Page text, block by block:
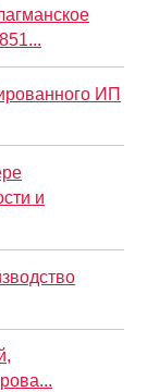
ИП
и